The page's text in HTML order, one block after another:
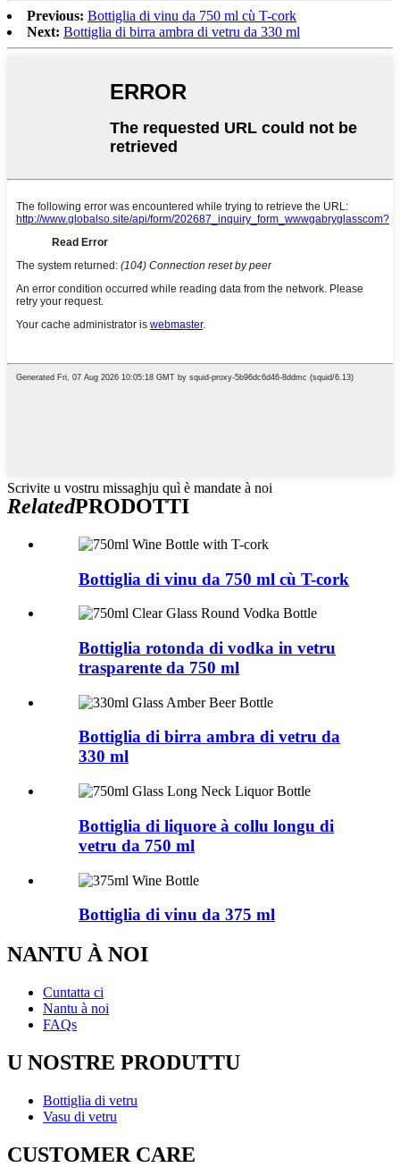
Previous: Bottiglia di vinu da 750 ml cù T-cork
Next: Bottiglia di birra ambra di vetru da 330 ml
Scrivite u vostru missaghju quì è mandate à noi
RelatedPRODOTTI
Bottiglia di vinu da 750 ml cù T-cork
Bottiglia rotonda di vodka in vetru
trasparente da 750 ml
Bottiglia di birra ambra di vetru da
330 ml
Bottiglia di liquore à collu longu di
vetru da 750 ml
Bottiglia di vinu da 375 ml
NANTU À NOI
Cuntatta ci
Nantu à noi
FAQs
U NOSTRE PRODUTTU
Bottiglia di vetru
Vasu di vetru
CUSTOMER CARE